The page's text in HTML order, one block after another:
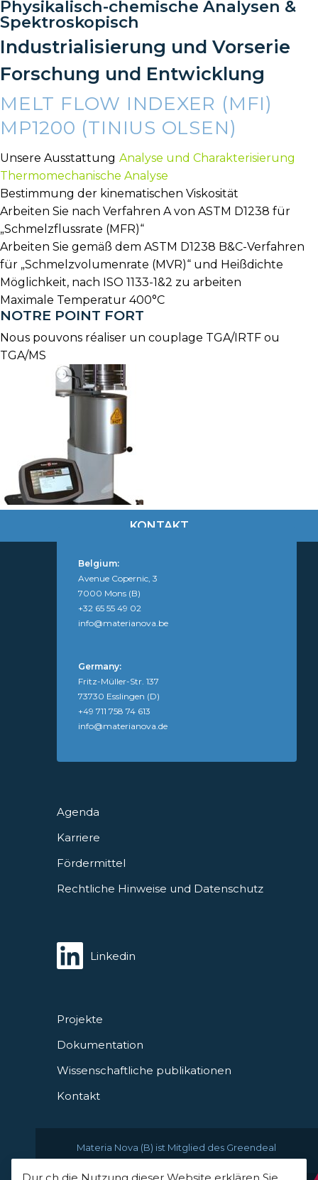
Physikalisch-chemische Analysen &
Spektroskopisch
Industrialisierung und Vorserie
Forschung und Entwicklung
MELT FLOW INDEXER (MFI)
MP1200 (TINIUS OLSEN)
Unsere Ausstattung Analyse und Charakterisierung
Thermomechanische Analyse
Bestimmung der kinematischen Viskosität
Arbeiten Sie nach Verfahren A von ASTM D1238 für
„Schmelzflussrate (MFR)“
Arbeiten Sie gemäß dem ASTM D1238 B&C-Verfahren
für „Schmelzvolumenrate (MVR)“ und Heißdichte
Möglichkeit, nach ISO 1133-1&2 zu arbeiten
Maximale Temperatur 400°C
NOTRE POINT FORT
Nous pouvons réaliser un couplage TGA/IRTF ou
TGA/MS
KONTAKT
Projekte
Dokumentation
Wissenschaftliche publikationen
Kontakt
Agenda
Karriere
Fördermittel
Rechtliche Hinweise und Datenschutz
Belgium:
Avenue Copernic, 3
7000 Mons (B)
+32 65 55 49 02
info@materianova.be
Germany:
Fritz-Müller-Str. 137
73730 Esslingen (D)
+49 711 758 74 613
info@materianova.de
Linkedin
Materia Nova (B) ist Mitglied des Greendeal